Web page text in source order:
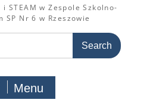
STEAM w Zespole Szkolno-
SP Nr 6 w Rzeszowie
Menu